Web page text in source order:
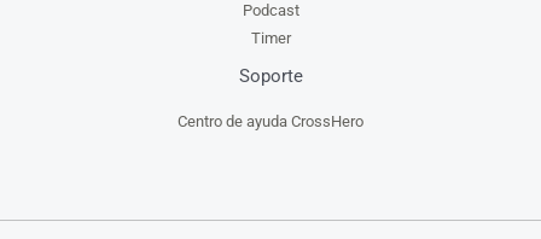
Podcast
Timer
Soporte
Centro de ayuda CrossHero